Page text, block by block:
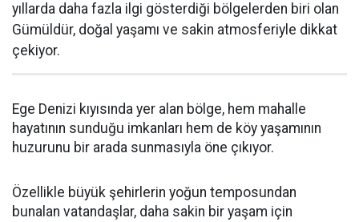
yıllarda daha fazla ilgi gösterdiği bölgelerden biri olan
Gümüldür, doğal yaşamı ve sakin atmosferiyle dikkat
çekiyor.
Ege Denizi kıyısında yer alan bölge, hem mahalle
hayatının sunduğu imkanları hem de köy yaşamının
huzurunu bir arada sunmasıyla öne çıkıyor.
Özellikle büyük şehirlerin yoğun temposundan
bunalan vatandaşlar, daha sakin bir yaşam için